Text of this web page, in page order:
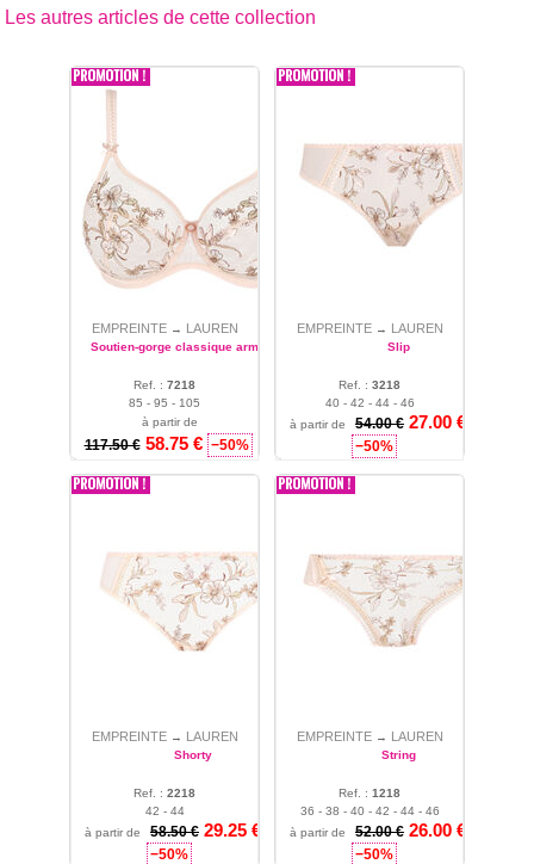
Les autres articles de cette collection
EMPREINTE → LAUREN
Soutien-gorge classique armatures
Ref. : 7218
85 - 95 - 105
à partir de
117.50 € 58.75€ −50%
EMPREINTE → LAUREN
Slip
Ref. : 3218
40 - 42 - 44 - 46
à partir de
54.00 € 27.00 €
−50%
EMPREINTE → LAUREN
Shorty
Ref. : 2218
42 - 44
à partir de
58.50 € 29.25 €
−50%
EMPREINTE → LAUREN
String
Ref. : 1218
36 - 38 - 40 - 42 - 44 - 46
à partir de
52.00 € 26.00 €
−50%